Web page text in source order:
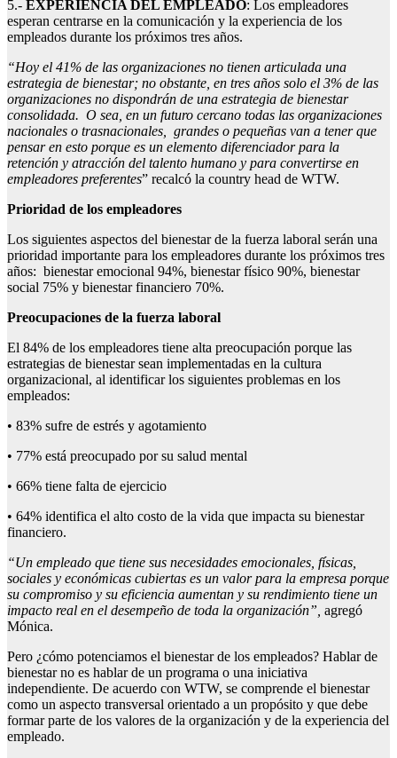
5.- EXPERIENCIA DEL EMPLEADO: Los empleadores
esperan centrarse en la comunicación y la experiencia de los
empleados durante los próximos tres años.
“Hoy el 41% de las organizaciones no tienen articulada una
estrategia de bienestar; no obstante, en tres años solo el 3% de las
organizaciones no dispondrán de una estrategia de bienestar
consolidada. O sea, en un futuro cercano todas las organizaciones
nacionales o trasnacionales, grandes o pequeñas van a tener que
pensar en esto porque es un elemento diferenciador para la
retención y atracción del talento humano y para convertirse en
empleadores preferentes” recalcó la country head de WTW.
Prioridad de los empleadores
Los siguientes aspectos del bienestar de la fuerza laboral serán una
prioridad importante para los empleadores durante los próximos tres
años: bienestar emocional 94%, bienestar físico 90%, bienestar
social 75% y bienestar financiero 70%.
Preocupaciones de la fuerza laboral
El 84% de los empleadores tiene alta preocupación porque las
estrategias de bienestar sean implementadas en la cultura
organizacional, al identificar los siguientes problemas en los
empleados:
• 83% sufre de estrés y agotamiento
• 77% está preocupado por su salud mental
• 66% tiene falta de ejercicio
• 64% identifica el alto costo de la vida que impacta su bienestar
financiero.
“Un empleado que tiene sus necesidades emocionales, físicas,
sociales y económicas cubiertas es un valor para la empresa porque
su compromiso y su eficiencia aumentan y su rendimiento tiene un
impacto real en el desempeño de toda la organización”, agregó
Mónica.
Pero ¿cómo potenciamos el bienestar de los empleados? Hablar de
bienestar no es hablar de un programa o una iniciativa
independiente. De acuerdo con WTW, se comprende el bienestar
como un aspecto transversal orientado a un propósito y que debe
formar parte de los valores de la organización y de la experiencia del
empleado.